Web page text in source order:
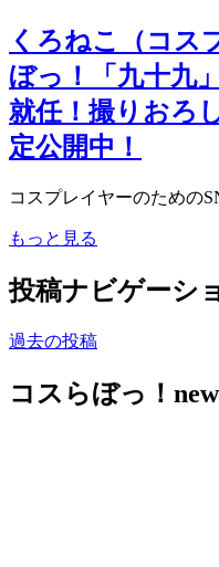
くろねこ（コス
ぼっ！「九十九
就任！撮りおろ
定公開中！
コスプレイヤーのための
もっと見る
投稿ナビゲーシ
過去の投稿
コスらぼっ！